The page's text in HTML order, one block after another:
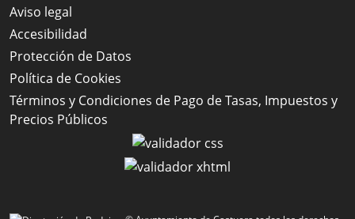
Aviso legal
Accesibilidad
Protección de Datos
Política de Cookies
Términos y Condiciones de Pago de Tasas, Impuestos y
Precios Públicos